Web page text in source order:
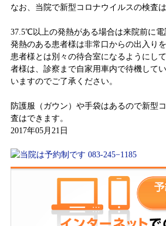
なお、当院で新型コロナウイルスの検査は
37.5℃以上の発熱がある場合は来院前に電
発熱のある患者様は非常口からの出入り
患者様とは別々の待合室になるようにし
者様は、診察まで自家用車内で待機して
いますのでご了承ください。
防護服（ガウン）や手袋はあるので新型
査はできます。
2017年05月21日